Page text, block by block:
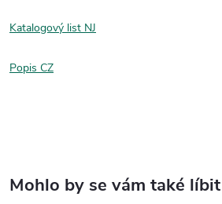
Katalogový list NJ
Popis CZ